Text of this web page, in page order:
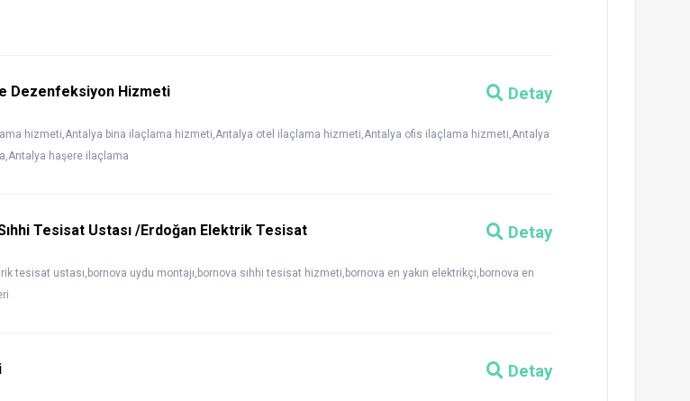
Detay
Dezenfeksiyon Hizmeti
hizmeti,Antalya bina ilaçlama hizmeti,Antalya otel ilaçlama hizmeti,Antalya ofis ilaçlama hizmeti,Antalya
haşere ilaçlama
Detay
Tesisat Ustası /Erdoğan Elektrik Tesisat
tesisat ustası,bornova uydu montajı,bornova sıhhi tesisat hizmeti,bornova en yakın elektrikçi,bornova en
Detay